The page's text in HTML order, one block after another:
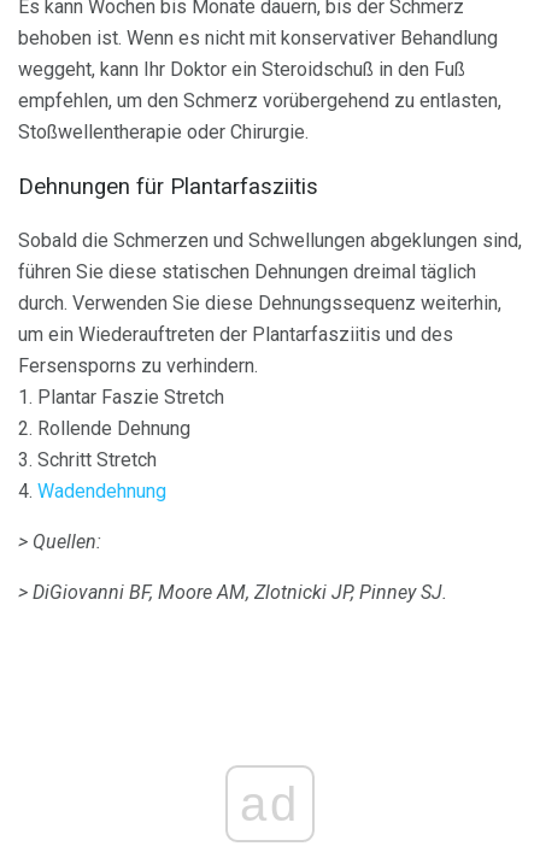
Es kann Wochen bis Monate dauern, bis der Schmerz
behoben ist. Wenn es nicht mit konservativer Behandlung
weggeht, kann Ihr Doktor ein Steroidschuß in den Fuß
empfehlen, um den Schmerz vorübergehend zu entlasten,
Stoßwellentherapie oder Chirurgie.
Dehnungen für Plantarfasziitis
Sobald die Schmerzen und Schwellungen abgeklungen sind,
führen Sie diese statischen Dehnungen dreimal täglich
durch. Verwenden Sie diese Dehnungssequenz weiterhin,
um ein Wiederauftreten der Plantarfasziitis und des
Fersensporns zu verhindern.
1. Plantar Faszie Stretch
2. Rollende Dehnung
3. Schritt Stretch
4. Wadendehnung
> Quellen:
> DiGiovanni BF, Moore AM, Zlotnicki JP, Pinney SJ.
ad